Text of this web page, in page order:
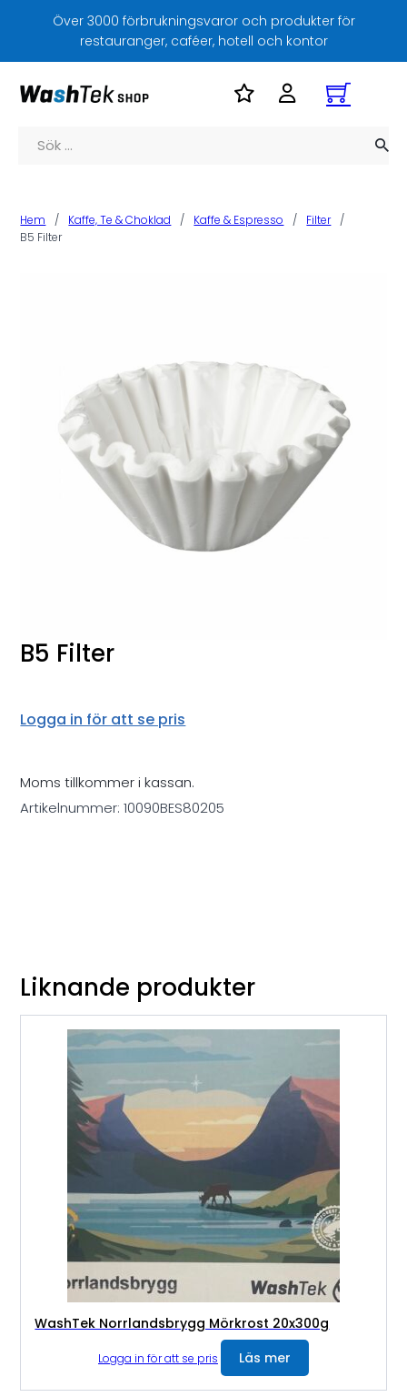
Över 3000 förbrukningsvaror och produkter för
restauranger, caféer, hotell och kontor
Sök
Hem / Kaffe, Te & Choklad / Kaffe & Espresso / Filter
/
B5 Filter
B5 Filter
Logga in för att se pris
Moms tillkommer i kassan.
Artikelnummer:10090BES80205
Liknande produkter
WashTek Norrlandsbrygg Mörkrost 20x300g
Logga in för att se pris Läs mer